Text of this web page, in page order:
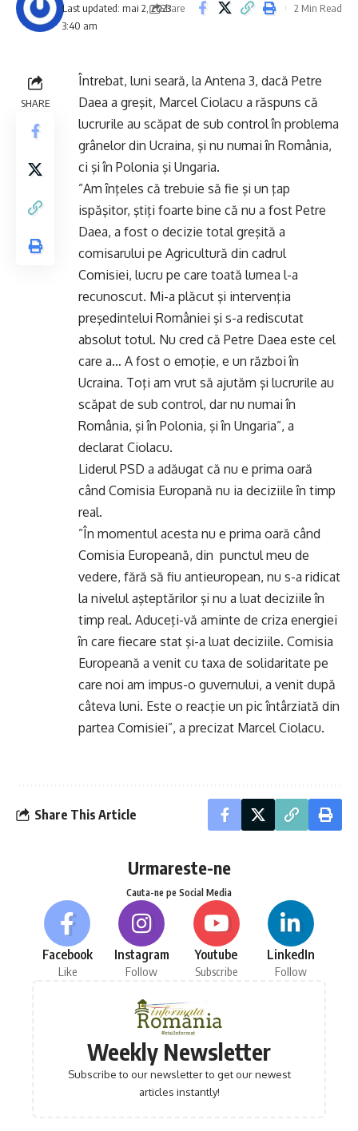
Last updated: mai 2, 2023
3:40 am
Share
2 Min Read
SHARE
Întrebat, luni seară, la Antena 3, dacă Petre
Daea a greşit, Marcel Ciolacu a răspuns că
lucrurile au scăpat de sub control în problema
grânelor din Ucraina, şi nu numai în România,
ci şi în Polonia şi Ungaria.
”Am înţeles că trebuie să fie şi un ţap
ispăşitor, ştiţi foarte bine că nu a fost Petre
Daea, a fost o decizie total greşită a
comisarului pe Agricultură din cadrul
Comisiei, lucru pe care toată lumea l-a
recunoscut. Mi-a plăcut şi intervenţia
preşedintelui României şi s-a rediscutat
absolut totul. Nu cred că Petre Daea este cel
care a… A fost o emoţie, e un război în
Ucraina. Toţi am vrut să ajutăm şi lucrurile au
scăpat de sub control, dar nu numai în
România, şi în Polonia, şi în Ungaria”, a
declarat Ciolacu.
Liderul PSD a adăugat că nu e prima oară
când Comisia Europană nu ia deciziile în timp
real.
”În momentul acesta nu e prima oară când
Comisia Europeană, din punctul meu de
vedere, fără să fiu antieuropean, nu s-a ridicat
la nivelul aşteptărilor şi nu a luat deciziile în
timp real. Aduceţi-vă aminte de criza energiei
în care fiecare stat şi-a luat deciziile. Comisia
Europeană a venit cu taxa de solidaritate pe
care noi am impus-o guvernului, a venit după
câteva luni. Este o reacţie un pic întârziată din
partea Comisiei”, a precizat Marcel Ciolacu.
Share This Article
Urmareste-ne
Cauta-ne pe Social Media
Facebook
Like
Instagram
Follow
Youtube
Subscribe
LinkedIn
Follow
Weekly Newsletter
Subscribe to our newsletter to get our newest
articles instantly!